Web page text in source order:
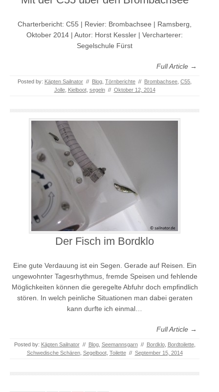
Charterbericht: C55 | Revier: Brombachsee | Ramsberg,
Oktober 2014 | Autor: Horst Kessler | Vercharterer:
Segelschule Fürst
Full Article →
Posted by: Käpten Sailnator // Blog Törnberichte // Brombachsee C55
Jolle, Kielboot, segeln // Oktober 12, 2014
Der Fisch im Bordklo
Eine gute Verdauung ist ein Segen. Gerade auf Reisen. Ein
ungewohnter Tagesrhythmus, fremde Speisen und fehlende
Möglichkeiten können die geregelte Abfuhr doch empfindlich
stören. In welch peinliche Situationen man dabei geraten
kann durfte ich einmal…
Full Article →
Posted by: Käpten Sailnator // Blog, Seemannsgarn // Bordklo, Bordtoilette,
Schwedische Schären, Segelboot, Toilette // September 15, 2014